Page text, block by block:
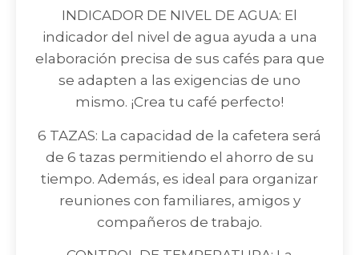
INDICADOR DE NIVEL DE AGUA: El
indicador del nivel de agua ayuda a una
elaboración precisa de sus cafés para que
se adapten a las exigencias de uno
mismo. ¡Crea tu café perfecto!
6 TAZAS: La capacidad de la cafetera será
de 6 tazas permitiendo el ahorro de su
tiempo. Además, es ideal para organizar
reuniones con familiares, amigos y
compañeros de trabajo.